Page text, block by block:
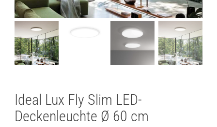
Sale
Ideal Lux Fly Slim LED-
Deckenleuchte Ø 60 cm